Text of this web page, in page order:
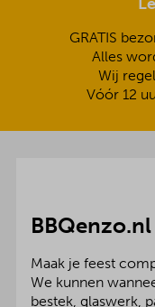
GRATIS
Alles
Wij
Vóór 12
Maak je feest
We kunnen
bestek, glaswerk,